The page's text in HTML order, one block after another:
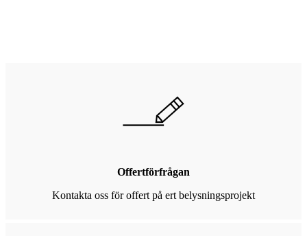
Offertförfrågan
Kontakta oss för offert på ert belysningsprojekt